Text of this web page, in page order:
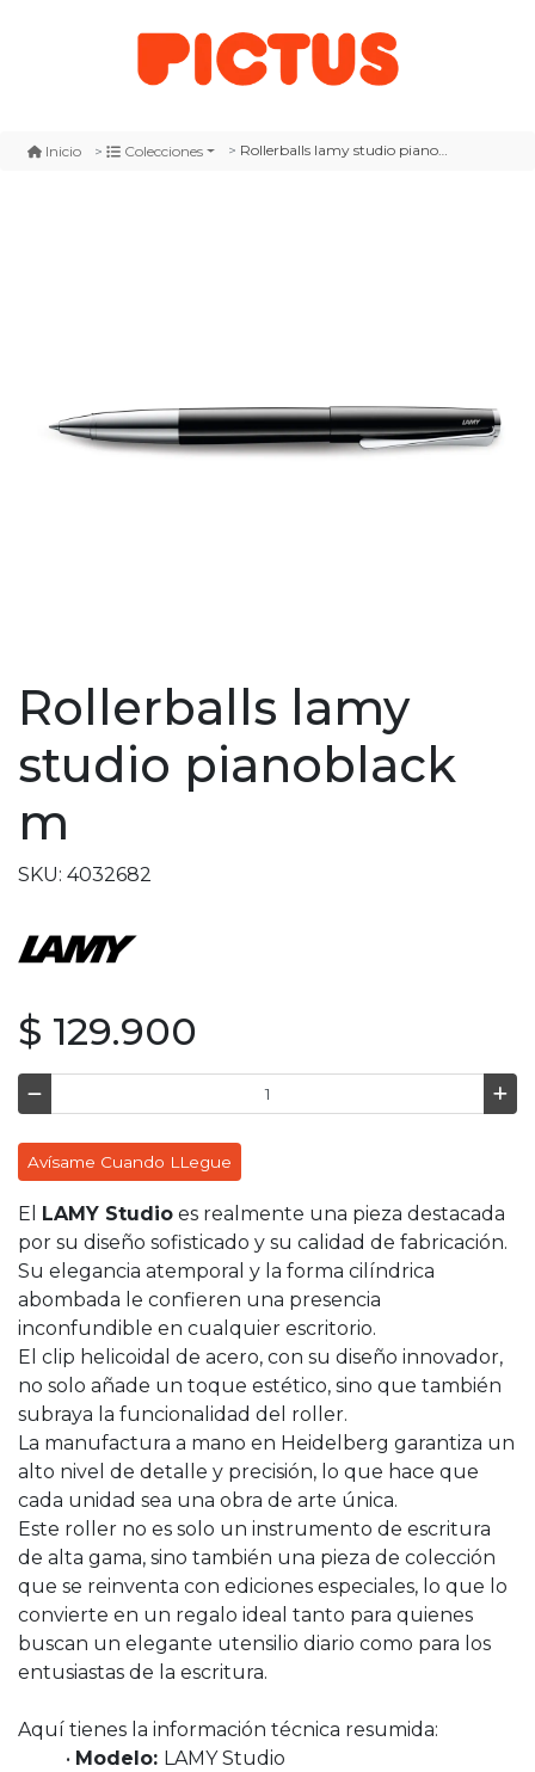
Inicio Colecciones Rollerballs lamy studio pianoblack m
Rollerballs lamy
studio pianoblack
m
SKU: 4032682
$ 129.900
Avísame Cuando LLegue
El LAMY Studio es realmente una pieza destacada
por su diseño sofisticado y su calidad de fabricación.
Su elegancia atemporal y la forma cilíndrica
abombada le confieren una presencia
inconfundible en cualquier escritorio.
El clip helicoidal de acero, con su diseño innovador,
no solo añade un toque estético, sino que también
subraya la funcionalidad del roller.
La manufactura a mano en Heidelberg garantiza un
alto nivel de detalle y precisión, lo que hace que
cada unidad sea una obra de arte única.
Este roller no es solo un instrumento de escritura
de alta gama, sino también una pieza de colección
que se reinventa con ediciones especiales, lo que lo
convierte en un regalo ideal tanto para quienes
buscan un elegante utensilio diario como para los
entusiastas de la escritura.
Aquí tienes la información técnica resumida:
• Modelo: LAMY Studio